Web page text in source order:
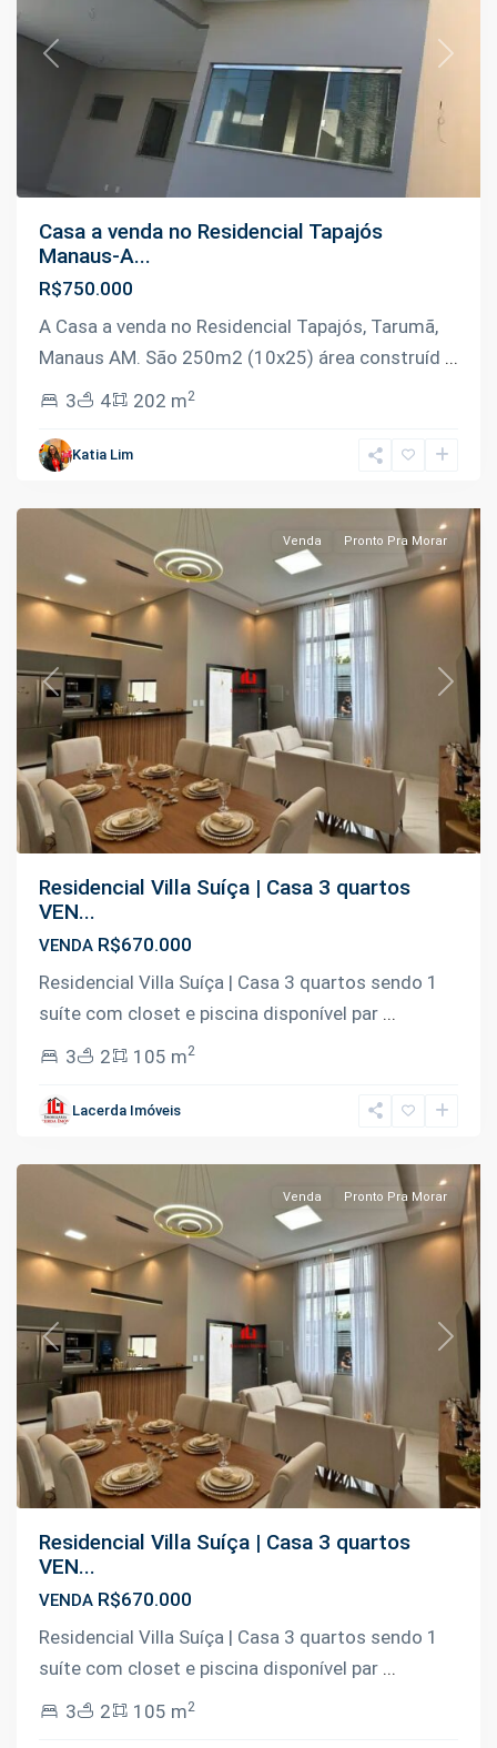
Previous Next
Casa a venda no Residencial Tapajós
Manaus-A...
R$750.000
A Casa a venda no Residencial Tapajós, Tarumã,
Manaus AM. São 250m2 (10x25) área construíd ...
3
4 202 m2
Katia Lim
Tarumã,
Previous Next
Venda Pronto Pra Morar
Residencial Villa Suíça | Casa 3 quartos
VEN...
VENDA R$670.000
Residencial Villa Suíça | Casa 3 quartos sendo 1
suíte com closet e piscina disponível par ...
3
2 105 m2
Lacerda Imóveis
Tarumã,
Previous Next
Venda Pronto Pra Morar
Residencial Villa Suíça | Casa 3 quartos
VEN...
VENDA R$670.000
Residencial Villa Suíça | Casa 3 quartos sendo 1
suíte com closet e piscina disponível par ...
3
2 105 m2